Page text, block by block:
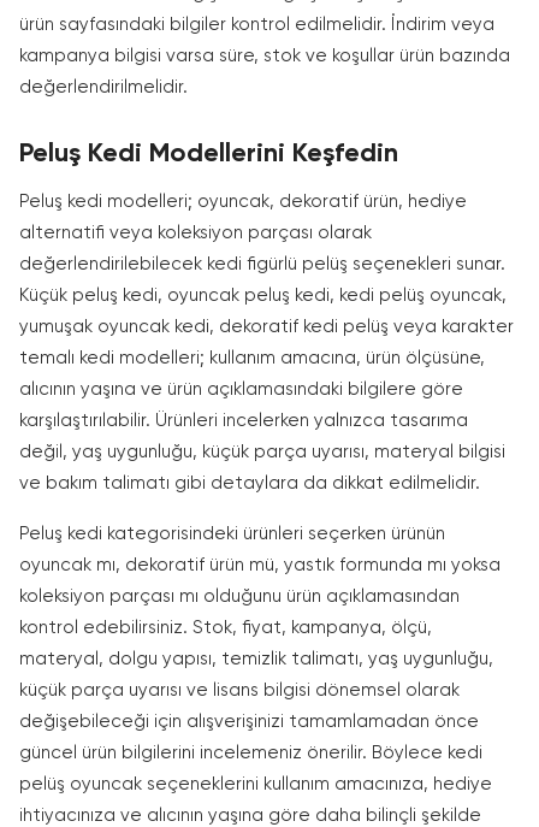
ürün sayfasındaki bilgiler kontrol edilmelidir. İndirim veya
kampanya bilgisi varsa süre, stok ve koşullar ürün bazında
değerlendirilmelidir.
Peluş Kedi Modellerini Keşfedin
Peluş kedi modelleri; oyuncak, dekoratif ürün, hediye
alternatifi veya koleksiyon parçası olarak
değerlendirilebilecek kedi figürlü pelüş seçenekleri sunar.
Küçük peluş kedi, oyuncak peluş kedi, kedi pelüş oyuncak,
yumuşak oyuncak kedi, dekoratif kedi pelüş veya karakter
temalı kedi modelleri; kullanım amacına, ürün ölçüsüne,
alıcının yaşına ve ürün açıklamasındaki bilgilere göre
karşılaştırılabilir. Ürünleri incelerken yalnızca tasarıma
değil, yaş uygunluğu, küçük parça uyarısı, materyal bilgisi
ve bakım talimatı gibi detaylara da dikkat edilmelidir.
Peluş kedi kategorisindeki ürünleri seçerken ürünün
oyuncak mı, dekoratif ürün mü, yastık formunda mı yoksa
koleksiyon parçası mı olduğunu ürün açıklamasından
kontrol edebilirsiniz. Stok, fiyat, kampanya, ölçü,
materyal, dolgu yapısı, temizlik talimatı, yaş uygunluğu,
küçük parça uyarısı ve lisans bilgisi dönemsel olarak
değişebileceği için alışverişinizi tamamlamadan önce
güncel ürün bilgilerini incelemeniz önerilir. Böylece kedi
pelüş oyuncak seçeneklerini kullanım amacınıza, hediye
ihtiyacınıza ve alıcının yaşına göre daha bilinçli şekilde